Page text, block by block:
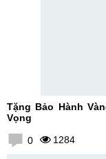
Tặng Bảo Hành
Vọng
0 1284